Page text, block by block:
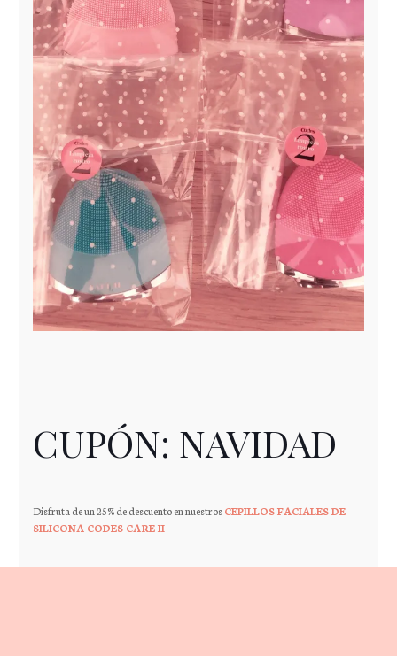
CUPÓN: NAVIDAD
Disfruta de un 25% de descuento en nuestrosCEPILLOS FACIALES DE
SILICONA CODES CARE II